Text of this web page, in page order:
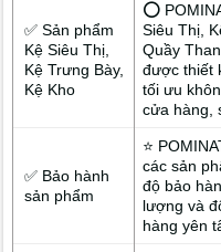
✅ Sản phẩm
Kệ Siêu Thị,
Kệ Trưng Bày,
Kệ Kho
⭕
Siêu Thị,
Quầy
được thiết
tối ưu
cửa hàng,
✅ Bảo hành
sản phẩm
⭐
các sản
độ bảo
lượng và
hàng yên